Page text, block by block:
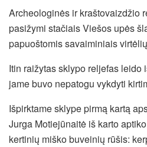
Archeologinės ir kraštovaizdžio
pasižymi stačiais Viešos upės
papuoštomis savaiminiais
Itin raižytas sklypo reljefas leido
jame buvo nepatogu vykdyti
Išpirktame sklype pirmą kartą
Jurga Motiejūnaitė iš karto
kertinių miško buveinių rūšis: